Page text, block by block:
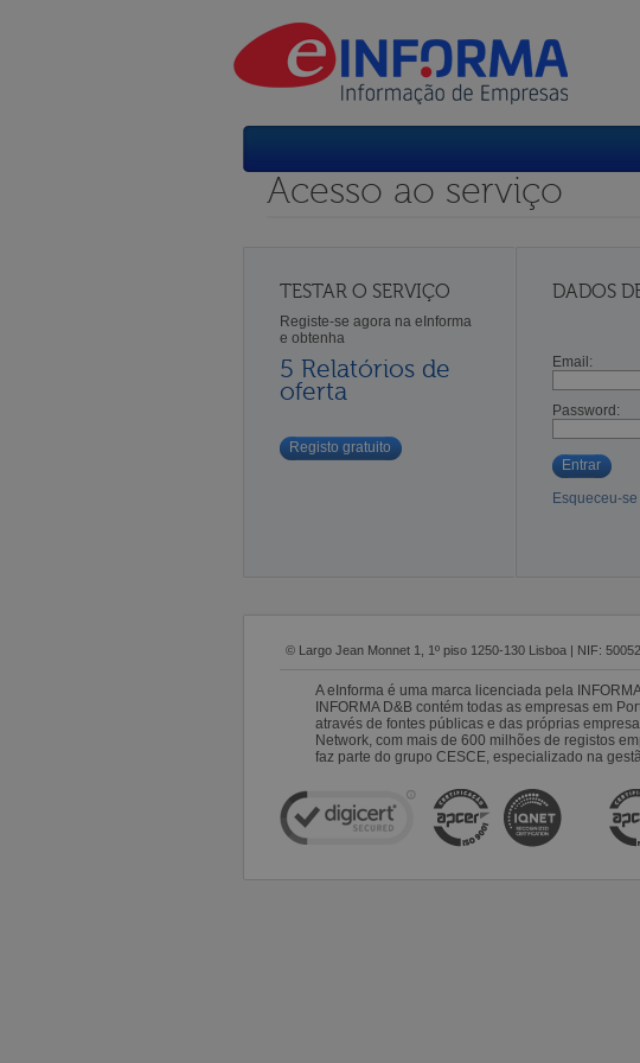
Acesso ao serviço
TESTAR O SERVIÇO
Registe-se agora na eInforma
e obtenha
5 Relatórios de
oferta
Registo gratuito
DADOS
Email:
Password:
Entrar
Esqueceu-
© Largo Jean Monnet 1, 1º piso 1250-130 Lisboa | NIF:
A eInforma é uma marca licenciada pela
INFORMA D&B contém todas as empresas em
através de fontes públicas e das próprias
Network, com mais de 600 milhões de registos
faz parte do grupo CESCE, especializado na